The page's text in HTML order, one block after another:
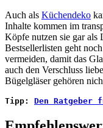
Auch als Küchendeko
Inhalte kommen im
Köpfe nutzen sie gar als
Bestsellerlisten geht
vermeiden, damit das
auch den Verschluss
Bügelgläser gehören
Tipp: Den